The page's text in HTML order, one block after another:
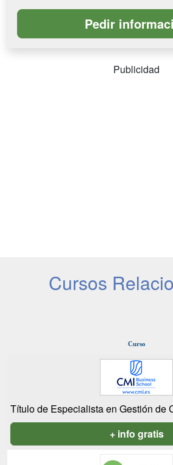
Publicidad
Cursos
Curso
Título de Especialista en Gestión de
+ info gratis